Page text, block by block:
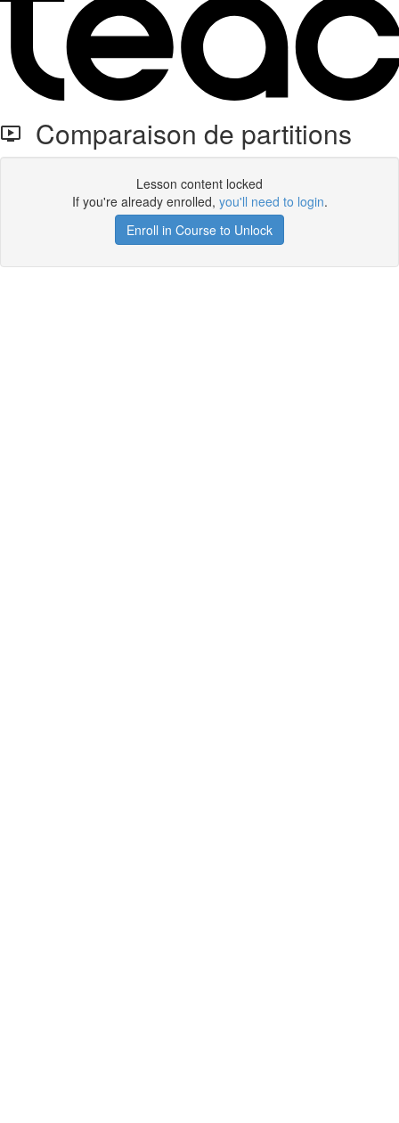
Comparaison de partitions
Lesson content locked
If you're already enrolled, you'll need to login.
Enroll in Course to Unlock